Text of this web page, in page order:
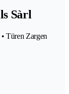
Sàrl
Türen Zargen